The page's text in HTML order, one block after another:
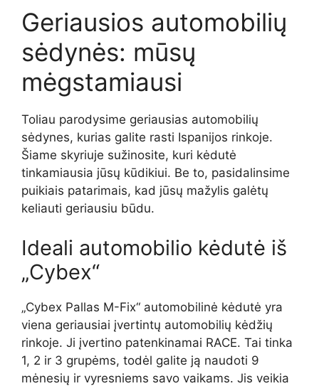
Geriausios automobilių
sėdynės: mūsų
mėgstamiausi
Toliau parodysime geriausias automobilių
sėdynes, kurias galite rasti Ispanijos rinkoje.
Šiame skyriuje sužinosite, kuri kėdutė
tinkamiausia jūsų kūdikiui. Be to, pasidalinsime
puikiais patarimais, kad jūsų mažylis galėtų
keliauti geriausiu būdu.
Ideali automobilio kėdutė iš
„Cybex“
„Cybex Pallas M-Fix“ automobilinė kėdutė yra
viena geriausiai įvertintų automobilių kėdžių
rinkoje. Ji įvertino patenkinamai RACE. Tai tinka
1, 2 ir 3 grupėms, todėl galite ją naudoti 9
mėnesių ir vyresniems savo vaikams. Jis veikia